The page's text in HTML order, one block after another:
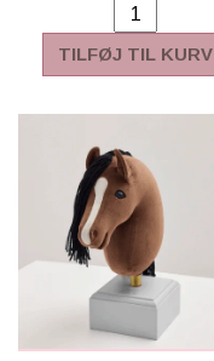
TILFØJ TIL KURV